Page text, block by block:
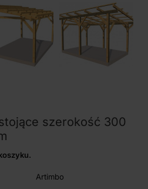
szerokość 300
Artimbo